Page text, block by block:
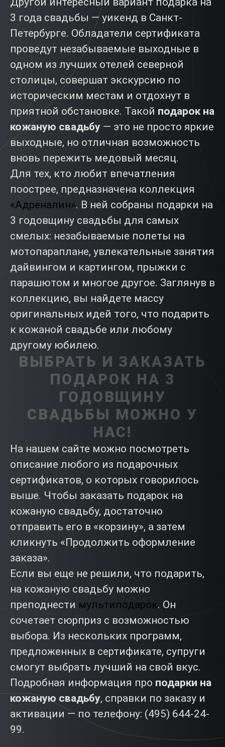
3 года свадьбы — уикенд в Санкт-
Петербурге. Обладатели сертификата
проведут незабываемые выходные в
одном из лучших отелей северной
столицы, совершат экскурсию по
историческим местам и отдохнут в
приятной обстановке. Такой подарок на
кожаную свадьбу — это не просто яркие
выходные, но отличная возможность
вновь пережить медовый месяц.
Для тех, кто любит впечатления
поострее, предназначена коллекция
«Адреналин». В ней собраны подарки на
3 годовщину свадьбы для самых
смелых: незабываемые полеты на
мотопараплане, увлекательные занятия
дайвингом и картингом, прыжки с
парашютом и многое другое. Заглянув в
коллекцию, вы найдете массу
оригинальных идей того, что подарить
к кожаной свадьбе или любому
другому юбилею.
ВЫБРАТЬ И ЗАКАЗАТЬ
ПОДАРОК НА 3
ГОДОВЩИНУ
СВАДЬБЫ МОЖНО У
НАС!
На нашем сайте можно посмотреть
описание любого из подарочных
сертификатов, о которых говорилось
выше. Чтобы заказать подарок на
кожаную свадьбу, достаточно
отправить его в «корзину», а затем
кликнуть «Продолжить оформление
заказа».
Если вы еще не решили, что подарить,
на кожаную свадьбу можно
преподнести мультиподарок. Он
сочетает сюрприз с возможностью
выбора. Из нескольких программ,
предложенных в сертификате, супруги
смогут выбрать лучший на свой вкус.
Подробная информация про подарки на
кожаную свадьбу, справки по заказу и
активации — по телефону: (495) 644-24-
99.